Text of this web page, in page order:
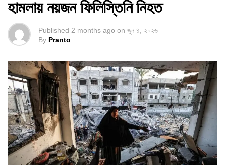
হামলায় নয়জন ফিলিস্তিনি নিহত
Published 2 months ago on জুন ৪, ২০২৬
By Pranto